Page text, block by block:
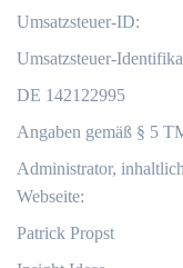
Umsatzsteuer-ID:
Umsatzsteuer-
DE 142122995
Angaben gemäß § 5
Administrator,
Webseite:
Patrick Propst